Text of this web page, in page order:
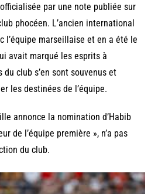
par une note publiée sur
phocéen. L’ancien international
l’équipe marseillaise et en a été le
avait marqué les esprits à
club s’en sont souvenus et
les destinées de l’équipe.
annonce la nomination d’Habib
de l’équipe première », n’a pas
du club.